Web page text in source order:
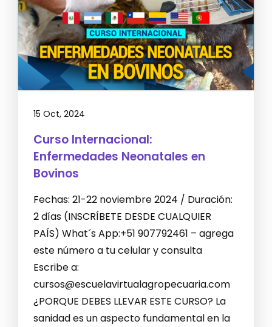
15 Oct, 2024
Curso Internacional:
Enfermedades Neonatales en
Bovinos
Fechas: 21-22 noviembre 2024 / Duración:
2 días (INSCRÍBETE DESDE CUALQUIER
PAÍS) What´s App:+51 907792461 – agrega
este número a tu celular y consulta
Escribe a:
cursos@escuelavirtualagropecuaria.com
¿PORQUE DEBES LLEVAR ESTE CURSO? La
sanidad es un aspecto fundamental en la